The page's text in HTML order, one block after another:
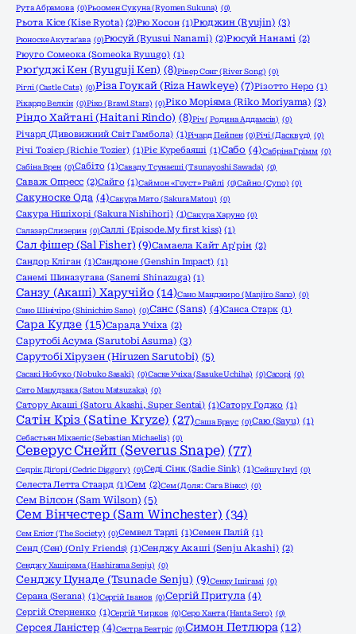
Рута Абрамова (0)Рьоомен Сукуна (Ryomen Sukuna) (0)
Рьота Кісе (Kise Ryota) (2)Рю Хосон (1)Рюджин (Ryujin) (3)
Рюноске Акутаґава (0)Рюсуй (Ryusui Nanami) (2)Рюсуй Нанамі (2)
Рюуго Сомеока (Someoka Ryuugo) (1)
Рюґуджі Кен (Ryuguji Ken) (8)Рівер Сонг (River Song) (0)
Ріглі (Castle Cats) (0)Різа Гоукай (Riza Hawkeye) (7)Різотто Неро (1)
Рікардо Велкін (0)Ріко (Brawl Stars) (0)Ріко Моріяма (Riko Moriyama) (3)
Ріндо Хайтані (Haitani Rindo) (8)Річ ( Родина Аддамсів) (0)
Річард (Дивовижний Світ Гамбола) (1)Річард Пейпен (0)Річі (Дасквуд) (0)
Річі Тозієр (Richie Tozier) (1)Ріє Куребаяші (1)Сабо (4)Сабріна Грімм (0)
Сабіна Врен (0)Сабіто (1)Саваду Тсунаєші (Tsunayoshi Sawada) (0)
Саваж Опресс (2)Сайго (1)Саймон «Гоуст» Райлі (0)Сайно (Cyno) (0)
Сакуноске Ода (4)Сакура Мато (Sakura Matou) (0)
Сакура Нішіхорі (Sakura Nishihori) (1)Сакура Харуно (0)
Салазар Слизерин (0)Саллі (Episode.My first kiss) (1)
Сал фішер (Sal Fisher) (9)Самаела Кайт Ар'рін (2)
Сандор Кліган (1)Сандроне (Genshin Impact) (1)
Санемі Шиназугава (Sanemi Shinazuga) (1)
Санзу (Акаші) Харучійо (14)Сано Манджиро (Manjiro Sano) (0)
Сано Шінічіро (Shinichiro Sano) (0)Санс (Sans) (4)Санса Старк (1)
Сара Кудзе (15)Сарада Учіха (2)
Сарутобі Асума (Sarutobi Asuma) (3)
Сарутобі Хірузен (Hiruzen Sarutobi) (5)
Сасакі Нобуко (Nobuko Sasaki) (0)Саске Учіха (Sasuke Uchiha) (0)Сасорі (0)
Сато Мацудзака (Satou Matsuzaka) (0)
Сатору Акаші (Satoru Akashi, Super Sentai) (1)Сатору Годжо (1)
Сатін Кріз (Satine Kryze) (27)Саша Браус (0)Саю (Sayu) (1)
Себастьян Міхаеліс (Sebastian Michaelis) (0)
Северус Снейп (Severus Snape) (77)
Седрік Діґорі (Cedric Diggory) (0)Седі Сінк (Sadie Sink) (1)Сейшу Інуї (0)
Селеста Летта Стаард (1)Сем (2)Сем (Доля: Сага Вінкс) (0)
Сем Вілсон (Sam Wilson) (5)
Сем Вінчестер (Sam Winchester) (34)
Сем Еліот (The Society) (0)Семвел Тарлі (1)Семен Палій (1)
Сенд (Сен) (Only Friends) (1)Сенджу Акаші (Senju Akashi) (2)
Сенджу Хашірама (Hashirama Senju) (0)
Сенджу Цунаде (Tsunade Senju) (9)Сенку Ішігамі (0)
Серана (Serana) (1)Сергій Іванов (0)Сергій Притула (4)
Сергій Стерненко (1)Сергій Чирков (0)Серо Ханта (Hanta Sero) (0)
Серсея Ланістер (4)Сестра Беатріс (0)Симон Петлюра (12)